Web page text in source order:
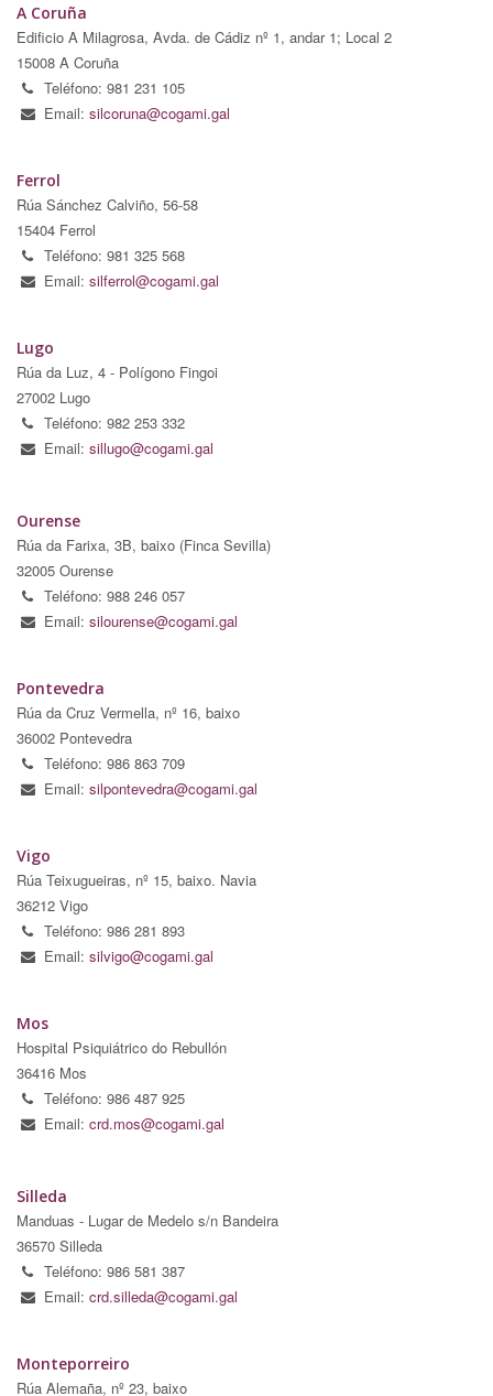
A Coruña
Edificio A Milagrosa, Avda. de Cádiz nº 1, andar 1; Local 2
15008 A Coruña
Teléfono: 981 231 105
Email: silcoruna@cogami.gal
Ferrol
Rúa Sánchez Calviño, 56-58
15404 Ferrol
Teléfono: 981 325 568
Email: silferrol@cogami.gal
Lugo
Rúa da Luz, 4 - Polígono Fingoi
27002 Lugo
Teléfono: 982 253 332
Email: sillugo@cogami.gal
Ourense
Rúa da Farixa, 3B, baixo (Finca Sevilla)
32005 Ourense
Teléfono: 988 246 057
Email: silourense@cogami.gal
Pontevedra
Rúa da Cruz Vermella, nº 16, baixo
36002 Pontevedra
Teléfono: 986 863 709
Email: silpontevedra@cogami.gal
Vigo
Rúa Teixugueiras, nº 15, baixo. Navia
36212 Vigo
Teléfono: 986 281 893
Email: silvigo@cogami.gal
Mos
Hospital Psiquiátrico do Rebullón
36416 Mos
Teléfono: 986 487 925
Email: crd.mos@cogami.gal
Silleda
Manduas - Lugar de Medelo s/n Bandeira
36570 Silleda
Teléfono: 986 581 387
Email: crd.silleda@cogami.gal
Monteporreiro
Rúa Alemaña, nº 23, baixo